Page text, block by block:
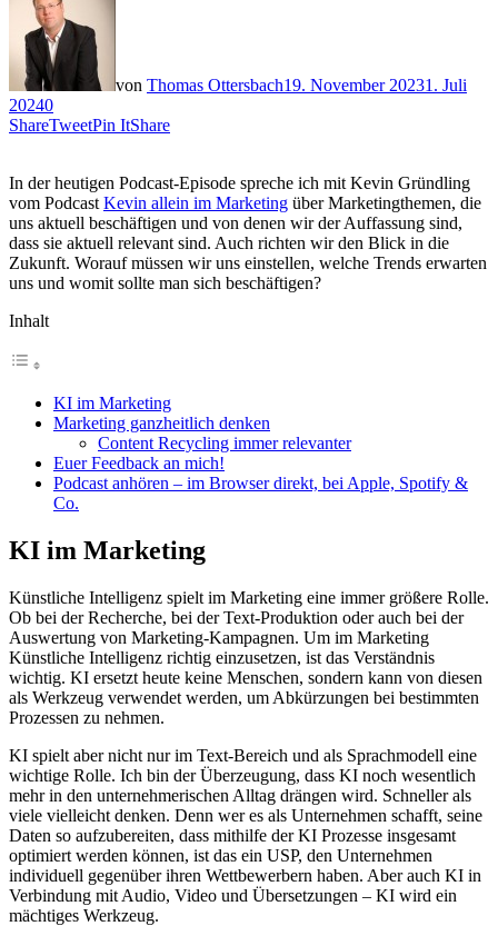
von Thomas Ottersbach19. November 20231. Juli
20240
ShareTweetPin ItShare
In der heutigen Podcast-Episode spreche ich mit Kevin Gründling
vom Podcast Kevin allein im Marketing über Marketingthemen, die
uns aktuell beschäftigen und von denen wir der Auffassung sind,
dass sie aktuell relevant sind. Auch richten wir den Blick in die
Zukunft. Worauf müssen wir uns einstellen, welche Trends erwarten
uns und womit sollte man sich beschäftigen?
Inhalt
KI im Marketing
Marketing ganzheitlich denken
Content Recycling immer relevanter
Euer Feedback an mich!
Podcast anhören – im Browser direkt, bei Apple, Spotify &
Co.
KI im Marketing
Künstliche Intelligenz spielt im Marketing eine immer größere Rolle.
Ob bei der Recherche, bei der Text-Produktion oder auch bei der
Auswertung von Marketing-Kampagnen. Um im Marketing
Künstliche Intelligenz richtig einzusetzen, ist das Verständnis
wichtig. KI ersetzt heute keine Menschen, sondern kann von diesen
als Werkzeug verwendet werden, um Abkürzungen bei bestimmten
Prozessen zu nehmen.
KI spielt aber nicht nur im Text-Bereich und als Sprachmodell eine
wichtige Rolle. Ich bin der Überzeugung, dass KI noch wesentlich
mehr in den unternehmerischen Alltag drängen wird. Schneller als
viele vielleicht denken. Denn wer es als Unternehmen schafft, seine
Daten so aufzubereiten, dass mithilfe der KI Prozesse insgesamt
optimiert werden können, ist das ein USP, den Unternehmen
individuell gegenüber ihren Wettbewerbern haben. Aber auch KI in
Verbindung mit Audio, Video und Übersetzungen – KI wird ein
mächtiges Werkzeug.